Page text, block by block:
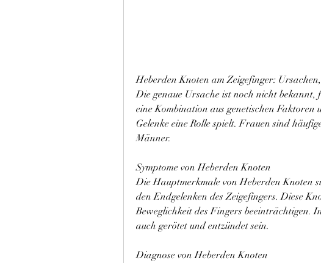
Heberden Knoten am Zeigefinger:
Die genaue Ursache ist noch nicht bekannt,
eine Kombination aus genetischen Faktoren
Gelenke eine Rolle spielt. Frauen sind
Männer.
Symptome von Heberden Knoten
Die Hauptmerkmale von Heberden Knoten
den Endgelenken des Zeigefingers. Diese
Beweglichkeit des Fingers beeinträchtigen.
auch gerötet und entzündet sein.
Diagnose von Heberden Knoten